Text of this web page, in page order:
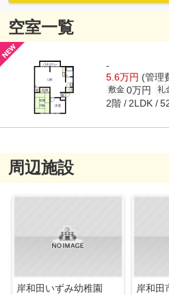
空室一覧
-
5.6万円 (管理
敷金 0万円 礼
2階 2LDK
周辺施設
岸和田いずみ幼稚園
岸和田